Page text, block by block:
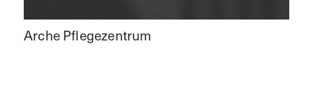
Arche Pflegezentrum